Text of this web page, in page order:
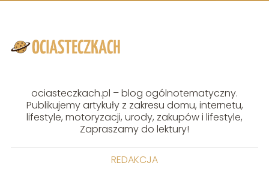
ociasteczkach.pl – blog ogólnotematyczny.
Publikujemy artykuły z zakresu domu, internetu,
lifestyle, motoryzacji, urody, zakupów i lifestyle,
Zapraszamy do lektury!
REDAKCJA